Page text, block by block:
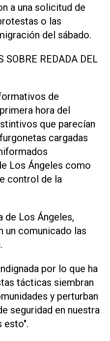
a una solicitud de
o las
del sábado.
SOBRE REDADA DEL
de
hora del
que parecían
cargadas
Los Ángeles como
control de la
de Los Ángeles,
un comunicado las
por lo que ha
tácticas siembran
y perturban
seguridad en nuestra
esto".